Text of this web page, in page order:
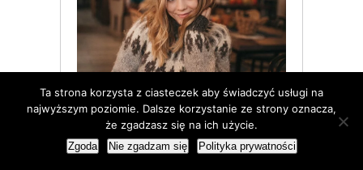
Ta strona korzysta z ciasteczek aby świadczyć usługi na
najwyższym poziomie. Dalsze korzystanie ze strony oznacza,
że zgadzasz się na ich użycie.
Zgoda Nie zgadzam się Polityka prywatności